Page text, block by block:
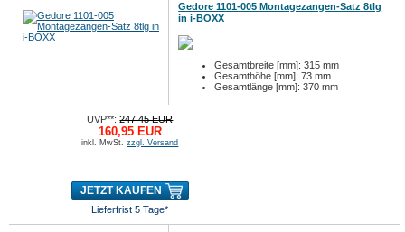
Gedore 1101-005 Montagezangen-Satz 8tlg
in i-BOXX
Gesamtbreite [mm]: 315 mm
Gesamthöhe [mm]: 73 mm
Gesamtlänge [mm]: 370 mm
UVP**:247,45 EUR
160,95 EUR
inkl. MwSt.zzgl. Versand
JETZT KAUFEN
Lieferfrist 5 Tage*